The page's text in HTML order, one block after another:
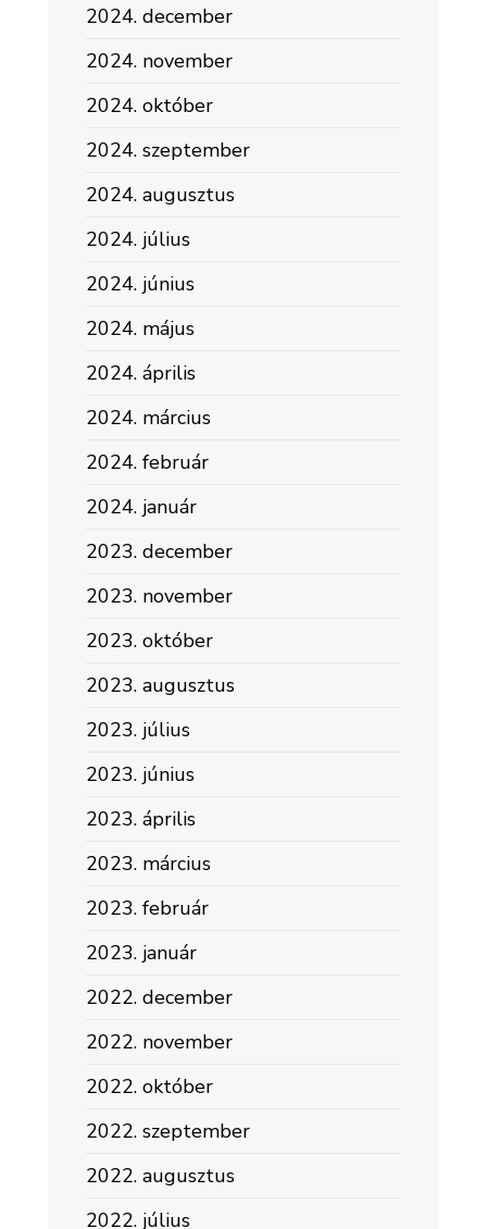
2024. december
2024. november
2024. október
2024. szeptember
2024. augusztus
2024. július
2024. június
2024. május
2024. április
2024. március
2024. február
2024. január
2023. december
2023. november
2023. október
2023. augusztus
2023. július
2023. június
2023. április
2023. március
2023. február
2023. január
2022. december
2022. november
2022. október
2022. szeptember
2022. augusztus
2022. július